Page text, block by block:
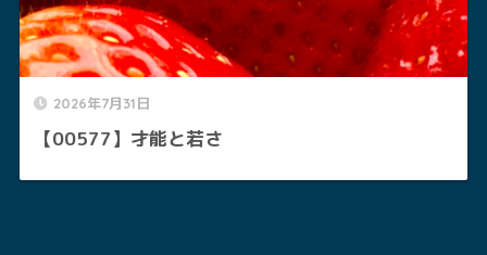
2026年7月31日
【00577】才能と若さ